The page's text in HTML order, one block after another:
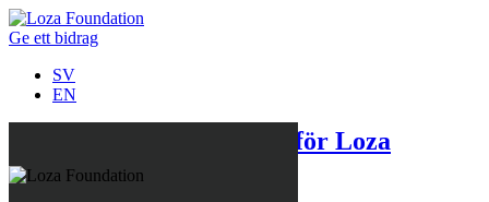
Ge ett bidrag
SV
EN
Pär Rylöv ny ordförande för Loza
Foundation